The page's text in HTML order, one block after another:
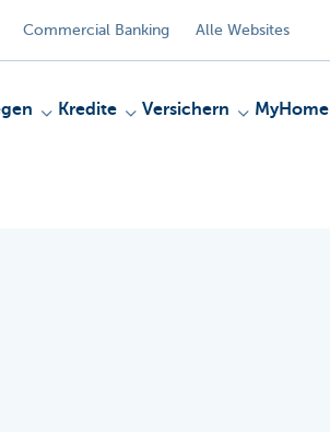
Commercial Banking Alle Websites
Kredite Versichern MyHome